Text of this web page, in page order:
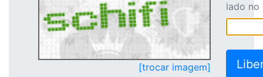
[trocar imagem]
lado no